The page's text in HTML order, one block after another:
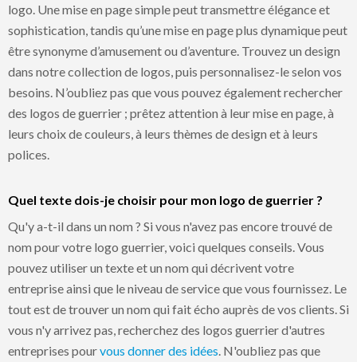
logo. Une mise en page simple peut transmettre élégance et
sophistication, tandis qu’une mise en page plus dynamique peut
être synonyme d’amusement ou d’aventure. Trouvez un design
dans notre collection de logos, puis personnalisez-le selon vos
besoins. N’oubliez pas que vous pouvez également rechercher
des logos de guerrier ; prêtez attention à leur mise en page, à
leurs choix de couleurs, à leurs thèmes de design et à leurs
polices.
Quel texte dois-je choisir pour mon logo de guerrier ?
Qu'y a-t-il dans un nom ? Si vous n'avez pas encore trouvé de
nom pour votre logo guerrier, voici quelques conseils. Vous
pouvez utiliser un texte et un nom qui décrivent votre
entreprise ainsi que le niveau de service que vous fournissez. Le
tout est de trouver un nom qui fait écho auprès de vos clients. Si
vous n'y arrivez pas, recherchez des logos guerrier d'autres
entreprises pourvous donner des idées . N'oubliez pas que